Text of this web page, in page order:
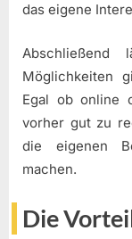
das eigene
Möglichkeiten
Egal ob online
vorher gut zu
die eigenen
machen.
Die